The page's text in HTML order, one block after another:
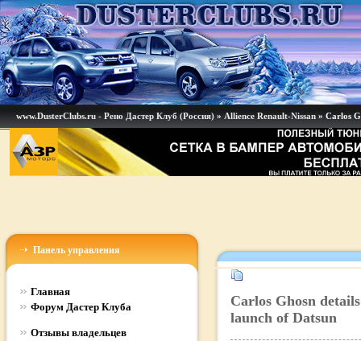
www.DusterClubs.ru - Рено Дастер Клуб (Россия) » Allience Renault-Nissan » Carlos
Панель управления
Главная
Форум Дастер Клуба
Отзывы владельцев
Carlos Ghosn
launch of Datsun